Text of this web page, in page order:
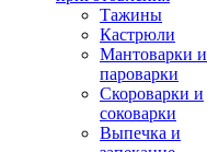
Тажины
Кастрюли
Мантоварки и
пароварки
Скороварки и
соковарки
Выпечка и